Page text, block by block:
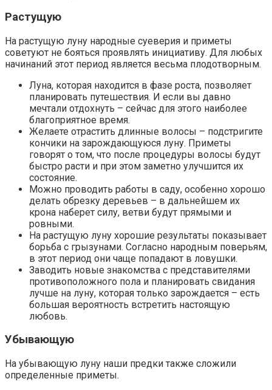
Растущую
На растущую луну народные суеверия и приметы
советуют не бояться проявлять инициативу. Для любых
начинаний этот период является весьма плодотворным.
Луна, которая находится в фазе роста, позволяет
планировать путешествия. И если вы давно
мечтали отдохнуть – сейчас для этого наиболее
благоприятное время.
Желаете отрастить длинные волосы – подстригите
кончики на зарождающуюся луну. Приметы
говорят о том, что после процедуры волосы будут
быстро расти и при этом заметно улучшится их
состояние.
Можно проводить работы в саду, особенно хорошо
делать обрезку деревьев – в дальнейшем их
крона наберет силу, ветви будут прямыми и
ровными.
На растущую луну хорошие результаты показывает
борьба с грызунами. Согласно народным поверьям,
в этот период они чаще попадают в ловушки.
Заводить новые знакомства с представителями
противоположного пола и планировать свидания
лучше на луну, которая только зарождается – есть
большая вероятность встретить настоящую
любовь.
Убывающую
На убывающую луну наши предки также сложили
определенные приметы.